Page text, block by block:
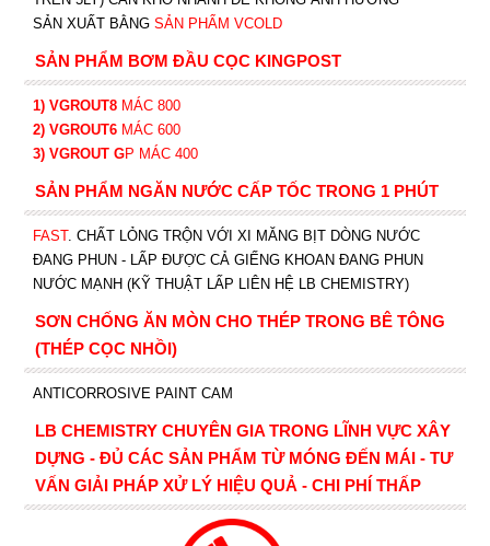
SẢN XUẤT BẰNG SẢN PHẨM VCOLD
SẢN PHẨM BƠM ĐẦU CỌC KINGPOST
1) VGROUT8 MÁC 800
2) VGROUT6MÁC 600
3) VGROUT GP MÁC 400
SẢN PHẨM NGĂN NƯỚC CẤP TỐC TRONG 1 PHÚT
FAST. CHẤT LỎNG TRỘN VỚI XI MĂNG BỊT DÒNG NƯỚC
ĐANG PHUN - LẤP ĐƯỢC CẢ GIẾNG KHOAN ĐANG PHUN
NƯỚC MẠNH (KỸ THUẬT LẤP LIÊN HỆ LB CHEMISTRY)
SƠN CHỐNG ĂN MÒN CHO THÉP TRONG BÊ TÔNG
(THÉP CỌC NHỒI)
ANTICORROSIVE PAINT CAM
LB CHEMISTRY CHUYÊN GIA TRONG LĨNH VỰC XÂY
DỰNG - ĐỦ CÁC SẢN PHẨM TỪ MÓNG ĐẾN MÁI - TƯ
VẤN GIẢI PHÁP XỬ LÝ HIỆU QUẢ - CHI PHÍ THẤP